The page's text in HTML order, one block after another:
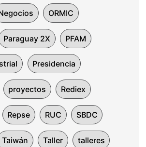
ORMIC
Paraguay 2X PFAM
Presidencia
proyectos Rediex
Repse RUC SBDC
Taiwán Taller talleres